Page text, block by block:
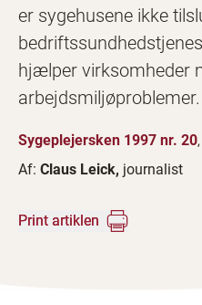
er sygehusene ikke
hjælper virksomheder
arbejdsmiljøproblemer.
Sygeplejersken 1997 nr. 20
Af: Claus Leick, journalist
Print artiklen